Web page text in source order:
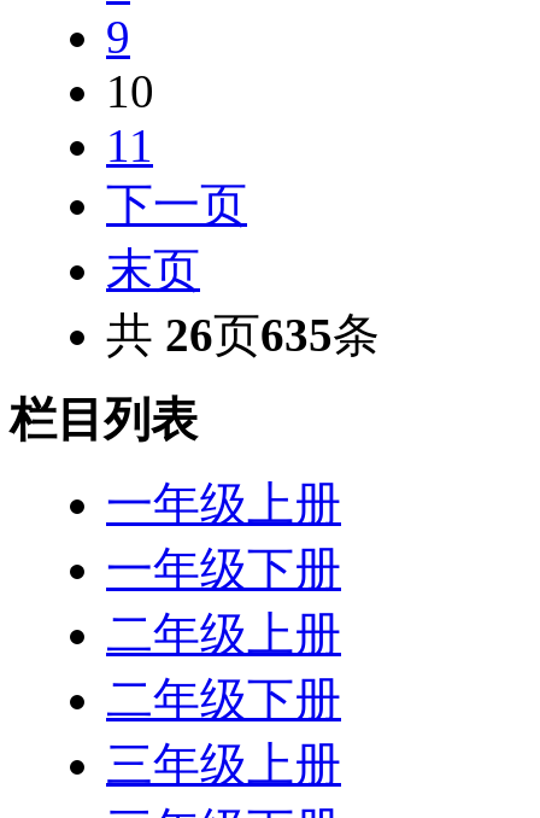
9
10
11
下一页
末页
共 26页635条
栏目列表
一年级上册
一年级下册
二年级上册
二年级下册
三年级上册